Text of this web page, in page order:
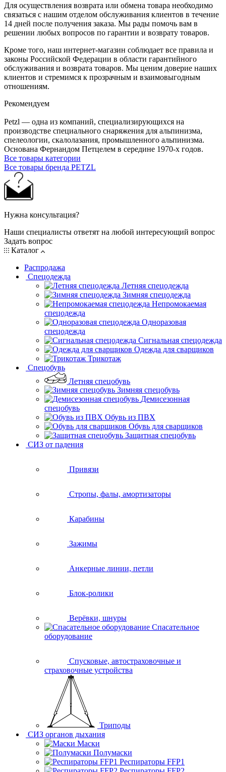
Для осуществления возврата или обмена товара необходимо
связаться с нашим отделом обслуживания клиентов в течение
14 дней после получения заказа. Мы рады помочь вам в
решении любых вопросов по гарантии и возврату товаров.
Кроме того, наш интернет-магазин соблюдает все правила и
законы Российской Федерации в области гарантийного
обслуживания и возврата товаров. Мы ценим доверие наших
клиентов и стремимся к прозрачным и взаимовыгодным
отношениям.
Рекомендуем
Petzl — одна из компаний, специализирующихся на
производстве специального снаряжения для альпинизма,
спелеологии, скалолазания, промышленного альпинизма.
Основана Фернандом Петцелем в середине 1970-х годов.
Все товары категории
Все товары бренда PETZL
Нужна консультация?
Наши специалисты ответят на любой интересующий вопрос
Задать вопрос
Каталог
Распродажа
Спецодежда
Летняя спецодежда
Зимняя спецодежда
Непромокаемая
спецодежда
Одноразовая
спецодежда
Сигнальная спецодежда
Одежда для сварщиков
Трикотаж
Спецобувь
Летняя спецобувь
Зимняя спецобувь
Демисезонная
спецобувь
Обувь из ПВХ
Обувь для сварщиков
Защитная спецобувь
СИЗ от падения
Привязи
Стропы, фалы, амортизаторы
Карабины
Зажимы
Анкерные линии, петли
Блок-ролики
Верёвки, шнуры
Спасательное
оборудование
Спусковые, автостраховочные и
страховочные устройства
Триподы
СИЗ органов дыхания
Маски
Полумаски
Респираторы FFP1